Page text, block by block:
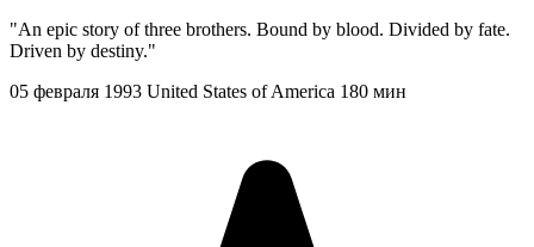
"An epic story of three brothers. Bound by blood. Divided by fate.
Driven by destiny."
05 февраля 1993 United States of America 180 мин